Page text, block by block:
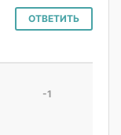
ОТВЕТИТЬ
-1